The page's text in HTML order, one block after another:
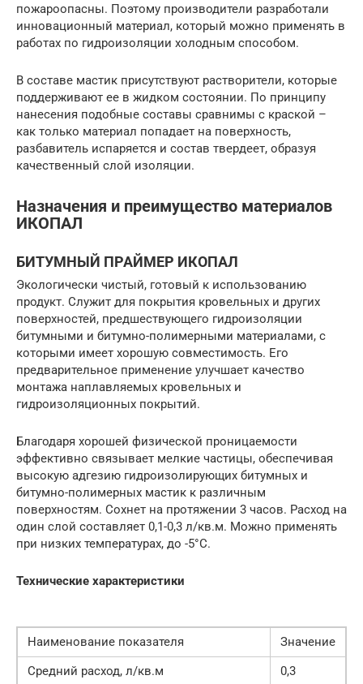
пожароопасны. Поэтому производители разработали
инновационный материал, который можно применять в
работах по гидроизоляции холодным способом.
В составе мастик присутствуют растворители, которые
поддерживают ее в жидком состоянии. По принципу
нанесения подобные составы сравнимы с краской –
как только материал попадает на поверхность,
разбавитель испаряется и состав твердеет, образуя
качественный слой изоляции.
Назначения и преимущество материалов
ИКОПАЛ
БИТУМНЫЙ ПРАЙМЕР ИКОПАЛ
Экологически чистый, готовый к использованию
продукт. Служит для покрытия кровельных и других
поверхностей, предшествующего гидроизоляции
битумными и битумно-полимерными материалами, с
которыми имеет хорошую совместимость. Его
предварительное применение улучшает качество
монтажа наплавляемых кровельных и
гидроизоляционных покрытий.
Благодаря хорошей физической проницаемости
эффективно связывает мелкие частицы, обеспечивая
высокую адгезию гидроизолирующих битумных и
битумно-полимерных мастик к различным
поверхностям. Сохнет на протяжении 3 часов. Расход на
один слой составляет 0,1-0,3 л/кв.м. Можно применять
при низких температурах, до -5°С.
Технические характеристики
Наименование показателя
Значение
Средний расход, л/кв.м
0,3